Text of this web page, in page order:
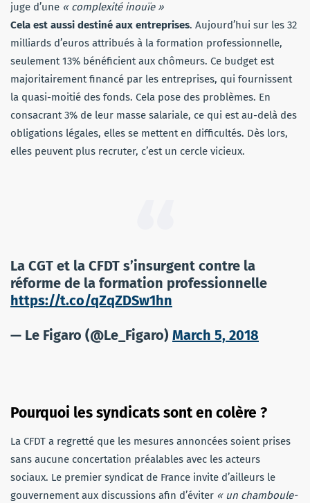
juge d’une « complexité inouïe »
Cela est aussi destiné aux entreprises. Aujourd’hui sur les 32
milliards d’euros attribués à la formation professionnelle,
seulement 13% bénéficient aux chômeurs. Ce budget est
majoritairement financé par les entreprises, qui fournissent
la quasi-moitié des fonds. Cela pose des problèmes. En
consacrant 3% de leur masse salariale, ce qui est au-delà des
obligations légales, elles se mettent en difficultés. Dès lors,
elles peuvent plus recruter, c’est un cercle vicieux.
La CGT et la CFDT s’insurgent contre la
réforme de la formation professionnelle
https://t.co/qZqZDSw1hn
— Le Figaro (@Le_Figaro) March 5, 2018
Pourquoi les syndicats sont en colère ?
La CFDT a regretté que les mesures annoncées soient prises
sans aucune concertation préalables avec les acteurs
sociaux. Le premier syndicat de France invite d’ailleurs le
gouvernement aux discussions afin d’éviter « un chamboule-